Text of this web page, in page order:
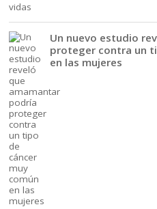
Un nuevo estudio
proteger contra un
en las mujeres